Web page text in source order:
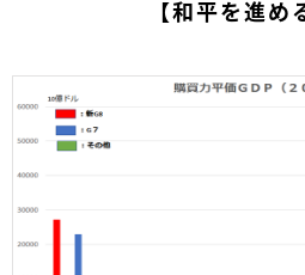
【和平を進め